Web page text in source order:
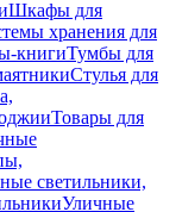
Шкафы для
хранения для
книгиТумбы для
Стулья для
Товары для
светильники,
Уличные